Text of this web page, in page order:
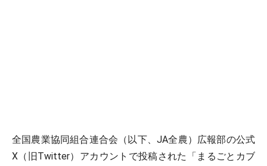
全国農業協同組合連合会（以下、JA全農）広報部の公式
X（旧Twitter）アカウントで投稿された「まるごとカブ